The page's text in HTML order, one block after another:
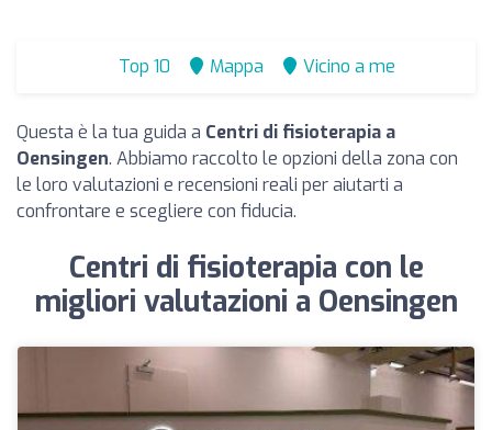
Top 10 Mappa Vicino a me
Questa è la tua guida a Centri di fisioterapia a
Oensingen. Abbiamo raccolto le opzioni della zona con
le loro valutazioni e recensioni reali per aiutarti a
confrontare e scegliere con fiducia.
Centri di fisioterapia con le
migliori valutazioni a Oensingen